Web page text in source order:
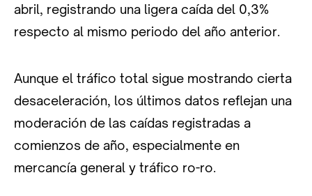
abril, registrando una ligera caída del 0,3%
respecto al mismo periodo del año anterior.
Aunque el tráfico total sigue mostrando cierta
desaceleración, los últimos datos reflejan una
moderación de las caídas registradas a
comienzos de año, especialmente en
mercancía general y tráfico ro-ro.